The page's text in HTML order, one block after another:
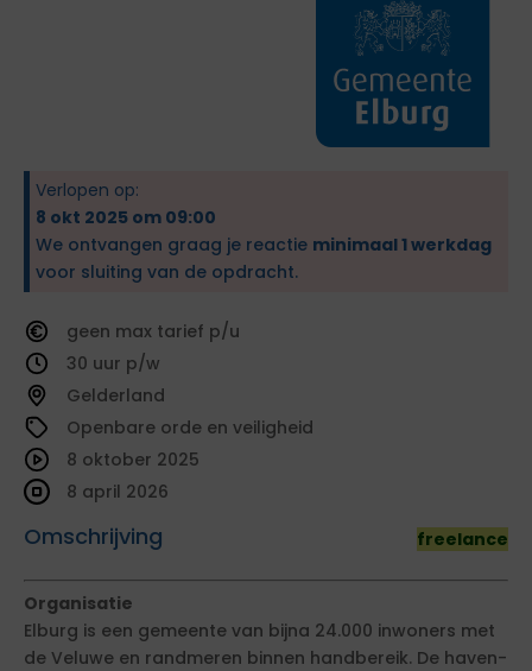
Verlopen op:
8 okt 2025 om 09:00
We ontvangen graag je reactie minimaal 1 werkdag
voor sluiting van de opdracht.
geen
tarief
30
Gelderland
Openbare orde en veiligheid
Omschrijving freelance
8 oktober 2025
8 april 2026
Organisatie
Elburg is een gemeente van bijna 24.000 inwoners met
de Veluwe en randmeren binnen handbereik. De haven-